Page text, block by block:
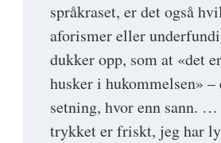
språkraset, er det også
aforismer eller
dukker opp, som at «det
husker i hukommelsen»
setning, hvor enn sann.
trykket er friskt, jeg har